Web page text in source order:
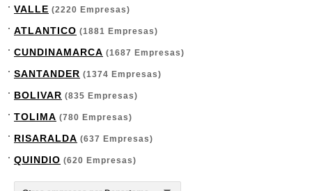
VALLE (2220 Empresas)
ATLANTICO (1881 Empresas)
CUNDINAMARCA (1687 Empresas)
SANTANDER (1374 Empresas)
BOLIVAR (835 Empresas)
TOLIMA (780 Empresas)
RISARALDA (637 Empresas)
QUINDIO (620 Empresas)